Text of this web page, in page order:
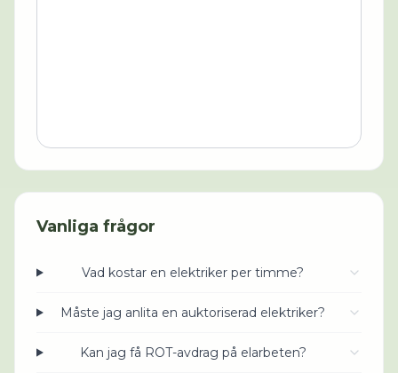
Vanliga frågor
Vad kostar en elektriker per timme?
Måste jag anlita en auktoriserad elektriker?
Kan jag få ROT-avdrag på elarbeten?